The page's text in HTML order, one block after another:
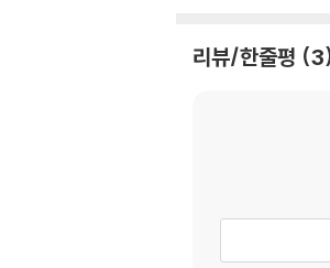
리뷰/한줄평 3